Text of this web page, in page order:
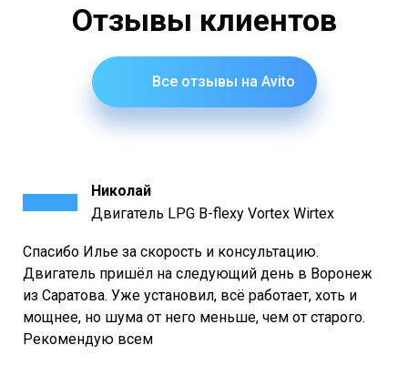
Отзывы клиентов
Все отзывы на Avito
Николай
Двигатель LPG B-flexy Vortex Wirtex
Спасибо Илье за скорость и консультацию.
Двигатель пришёл на следующий день в Воронеж
из Саратова. Уже установил, всё работает, хоть и
мощнее, но шума от него меньше, чем от старого.
Рекомендую всем